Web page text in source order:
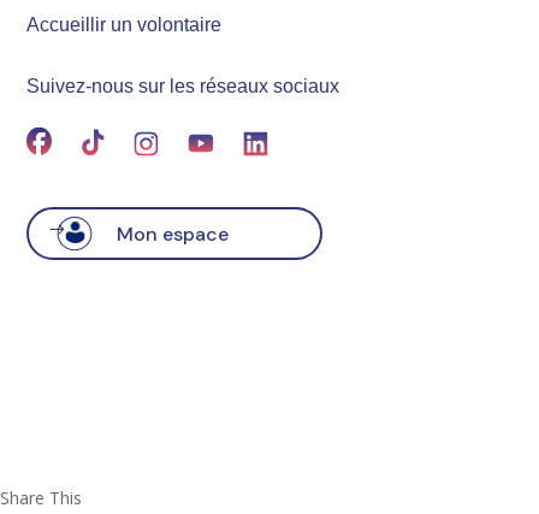
Accueillir un volontaire
Suivez-nous sur les réseaux sociaux
Mon espace
Share This